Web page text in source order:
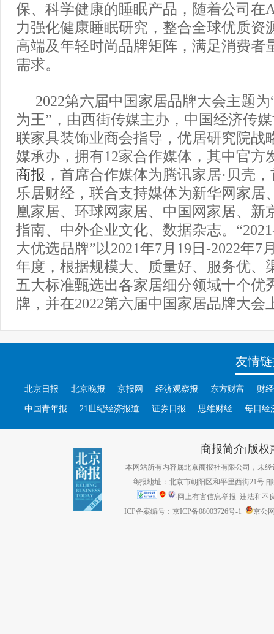
保、科学健康的睡眠产品，随着公司在
力强化健康睡眠研究，整合全球优质资
高端及年轻时尚品牌矩阵，满足消费者
需求。
2022第六届中国家居品牌大会主题
为王”，由西街传媒主办，中国经济传
联家具装饰业商会指导，优居研究院战
媒承办，拥有12家合作媒体，其中官方
商报 ，首席合作媒体为腾讯家居·贝壳
乐居财经，联合支持媒体为新华网家居
凰家居、环球网家居、中国网家居、新
指南、中外企业文化、数据杂志。
大优选品牌”以2021年7月19日-2022年7
年度，根据规模大、质量好、服务优、
五大标准甄选出各家居细分领域十个优
牌，并在2022第六届中国家居品牌大会
友情
北京日报 北京晚报 京报网 经济观察报 东方财富 财
中国青年报 21世纪经济报道 证券日报 思维财经 每日经
商报简介| 版权
本网站所有内容属北京商报社有限公司，未经
商报地址：北京市朝阳区和平里西街21号
网上有害信息举报 违法和不
ICP备案编号：京ICP备08003726号-1
京公